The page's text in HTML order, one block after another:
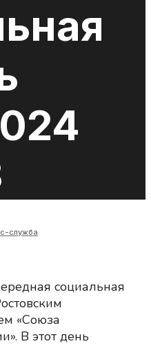
служба
социальная
«Союза
В этот день